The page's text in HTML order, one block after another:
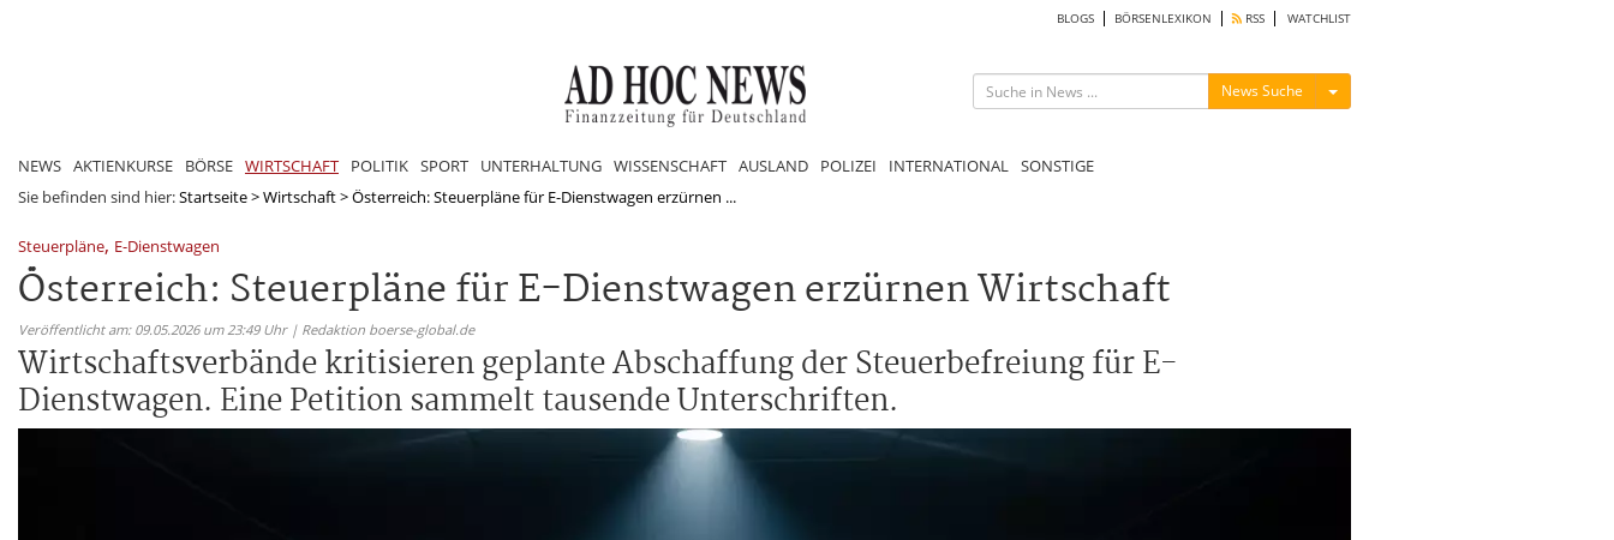
BLOGS BÖRSENLEXIKON RSS WATCHLIST
News Suche Menü ein-/ausblenden
NEWS AKTIENKURSE BÖRSE WIRTSCHAFT POLITIK SPORT UNTERHALTUNG WISSENSCHAFT AUSLAND POLIZEI INTERNATIONAL SONSTIGE
Sie befinden sind hier:Startseite>Wirtschaft>Österreich: Steuerpläne für E-Dienstwagen erzürnen ...
Steuerpläne, E-Dienstwagen
Österreich: Steuerpläne für E-Dienstwagen erzürnen Wirtschaft
Veröffentlicht am: 09.05.2026 um 23:49 Uhr | Redaktion boerse-global.de
Wirtschaftsverbände kritisieren geplante Abschaffung der Steuerbefreiung für E-
Dienstwagen. Eine Petition sammelt tausende Unterschriften.